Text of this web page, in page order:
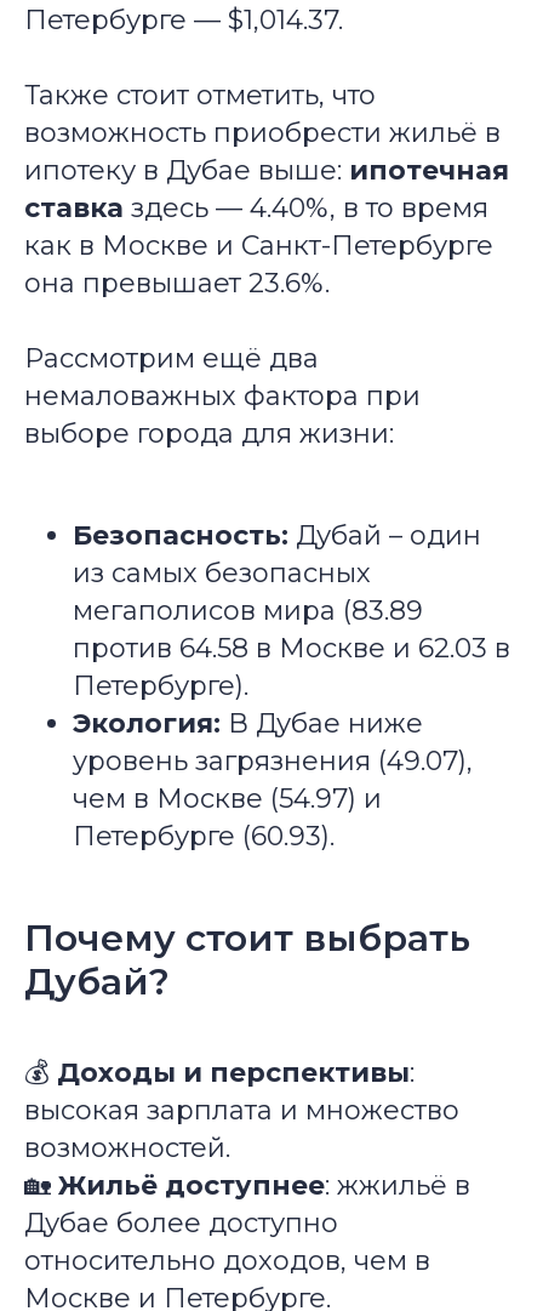
Петербурге — $1,014.37.
Также стоит отметить, что
возможность приобрести жильё в
ипотеку в Дубае выше: ипотечная
ставка здесь — 4.40%, в то время
как в Москве и Санкт-Петербурге
она превышает 23.6%.
Рассмотрим ещё два
немаловажных фактора при
выборе города для жизни:
Безопасность: Дубай – один
из самых безопасных
мегаполисов мира (83.89
против 64.58 в Москве и 62.03 в
Петербурге).
Экология: В Дубае ниже
уровень загрязнения (49.07),
чем в Москве (54.97) и
Петербурге (60.93).
Почему стоит выбрать
Дубай?
💰 Доходы и перспективы:
высокая зарплата и множество
возможностей.
🏡 Жильё доступнее: жжильё в
Дубае более доступно
относительно доходов, чем в
Москве и Петербурге.